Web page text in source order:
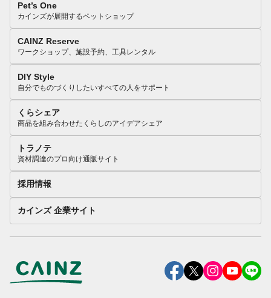
Pet’s One
カインズが展開するペットショップ
CAINZ Reserve
ワークショップ、施設予約、工具レンタル
DIY Style
自分でものづくりしたいすべての人をサポート
くらシェア
商品を組み合わせたくらしのアイデアシェア
トラノテ
資材調達のプロ向け通販サイト
採用情報
カインズ 企業サイト